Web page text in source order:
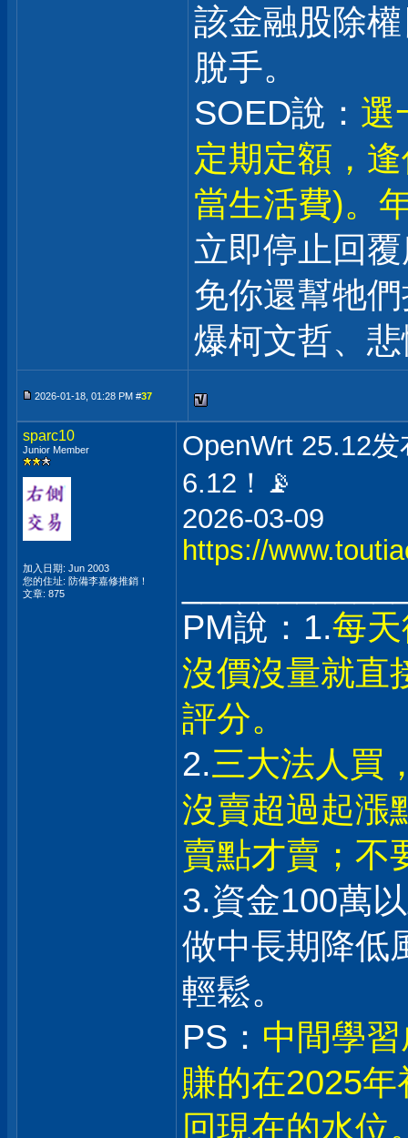
該金融股除
脫手。
SOED說： 選
定期定額，
當生活費)。
立即停止回
免你還幫牠
爆柯文哲、
2026-01-18, 01:28 PM #37
sparc10
Junior Member
加入日期: Jun 2003
您的住址: 防備李嘉修推銷！
文章: 875
OpenWrt 25.12
6.12！📡
2026-03-09
https://
PM說：1.每
沒價沒量就直
評分。
2.三大法人買
沒賣超過起漲
賣點才賣；不
3.資金100萬
做中長期降低
輕鬆。
PS： 中間學
賺的在2025
回現在的水位